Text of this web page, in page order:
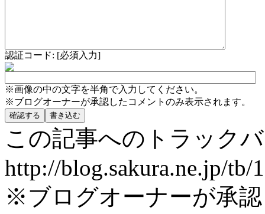
認証コード: [必須入力]
※画像の中の文字を半角で入力してください。
※ブログオーナーが承認したコメントのみ表示されます。
この記事へのトラック
http://blog.sakura.ne.jp/tb/
※ブログオーナーが承